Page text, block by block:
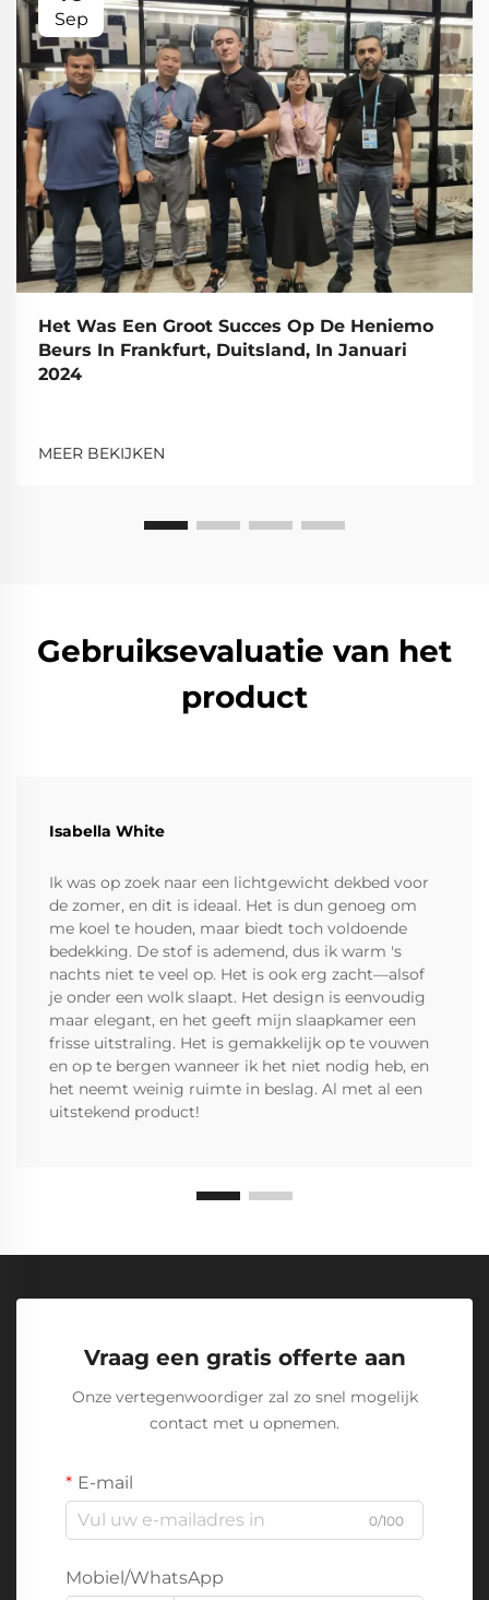
Sep
Het Was Een Groot Succes Op De Heniemo
Beurs In Frankfurt, Duitsland, In Januari
2024
MEER BEKIJKEN
Gebruiksevaluatie van het
product
Isabella White
Ik was op zoek naar een lichtgewicht dekbed voor
de zomer, en dit is ideaal. Het is dun genoeg om
me koel te houden, maar biedt toch voldoende
bedekking. De stof is ademend, dus ik warm 's
nachts niet te veel op. Het is ook erg zacht—alsof
je onder een wolk slaapt. Het design is eenvoudig
maar elegant, en het geeft mijn slaapkamer een
frisse uitstraling. Het is gemakkelijk op te vouwen
en op te bergen wanneer ik het niet nodig heb, en
het neemt weinig ruimte in beslag. Al met al een
uitstekend product!
Vraag een gratis offerte aan
Onze vertegenwoordiger zal zo snel mogelijk
contact met u opnemen.
E-mail
0/100
Mobiel/WhatsApp